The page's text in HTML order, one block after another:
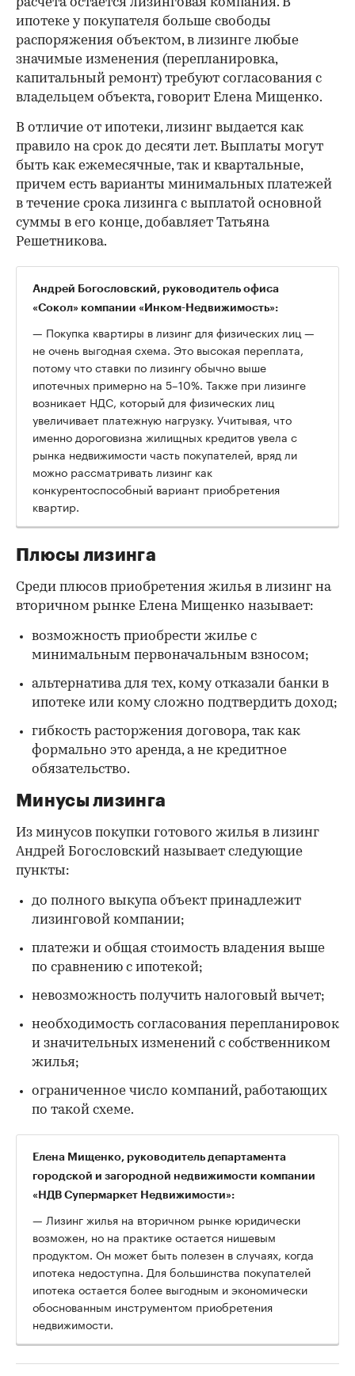
расчета остается лизинговая компания. В
ипотеке у покупателя больше свободы
распоряжения объектом, в лизинге любые
значимые изменения (перепланировка,
капитальный ремонт) требуют согласования с
владельцем объекта, говорит Елена Мищенко.
В отличие от ипотеки, лизинг выдается как
правило на срок до десяти лет. Выплаты могут
быть как ежемесячные, так и квартальные,
причем есть варианты минимальных платежей
в течение срока лизинга с выплатой основной
суммы в его конце, добавляет Татьяна
Решетникова.
Андрей Богословский, руководитель офиса
«Сокол» компании «Инком-Недвижимость»:
— Покупка квартиры в лизинг для физических лиц —
не очень выгодная схема. Это высокая переплата,
потому что ставки по лизингу обычно выше
ипотечных примерно на 5–10%. Также при лизинге
возникает НДС, который для физических лиц
увеличивает платежную нагрузку. Учитывая, что
именно дороговизна жилищных кредитов увела с
рынка недвижимости часть покупателей, вряд ли
можно рассматривать лизинг как
конкурентоспособный вариант приобретения
квартир.
Плюсы лизинга
Среди плюсов приобретения жилья в лизинг на
вторичном рынке Елена Мищенко называет:
возможность приобрести жилье с
минимальным первоначальным взносом;
альтернатива для тех, кому отказали банки в
ипотеке или кому сложно подтвердить доход;
гибкость расторжения договора, так как
формально это аренда, а не кредитное
обязательство.
Минусы лизинга
Из минусов покупки готового жилья в лизинг
Андрей Богословский называет следующие
пункты:
до полного выкупа объект принадлежит
лизинговой компании;
платежи и общая стоимость владения выше
по сравнению с ипотекой;
невозможность получить налоговый вычет;
необходимость согласования перепланировок
и значительных изменений с собственником
жилья;
ограниченное число компаний, работающих
по такой схеме.
Елена Мищенко, руководитель департамента
городской и загородной недвижимости компании
«НДВ Супермаркет Недвижимости»:
— Лизинг жилья на вторичном рынке юридически
возможен, но на практике остается нишевым
продуктом. Он может быть полезен в случаях, когда
ипотека недоступна. Для большинства покупателей
ипотека остается более выгодным и экономически
обоснованным инструментом приобретения
недвижимости.